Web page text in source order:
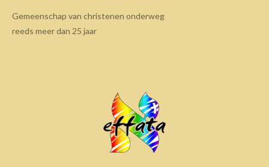
Gemeenschap van christenen onderweg
reeds meer dan 25 jaar